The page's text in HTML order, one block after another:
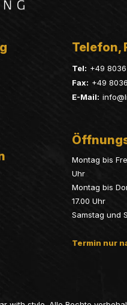
Telefon,
Tel: +49
Fax: +49
E-Mail:
Montag bis
Uhr
Montag bis
17.00 Uhr
Samstag und
Termin nur